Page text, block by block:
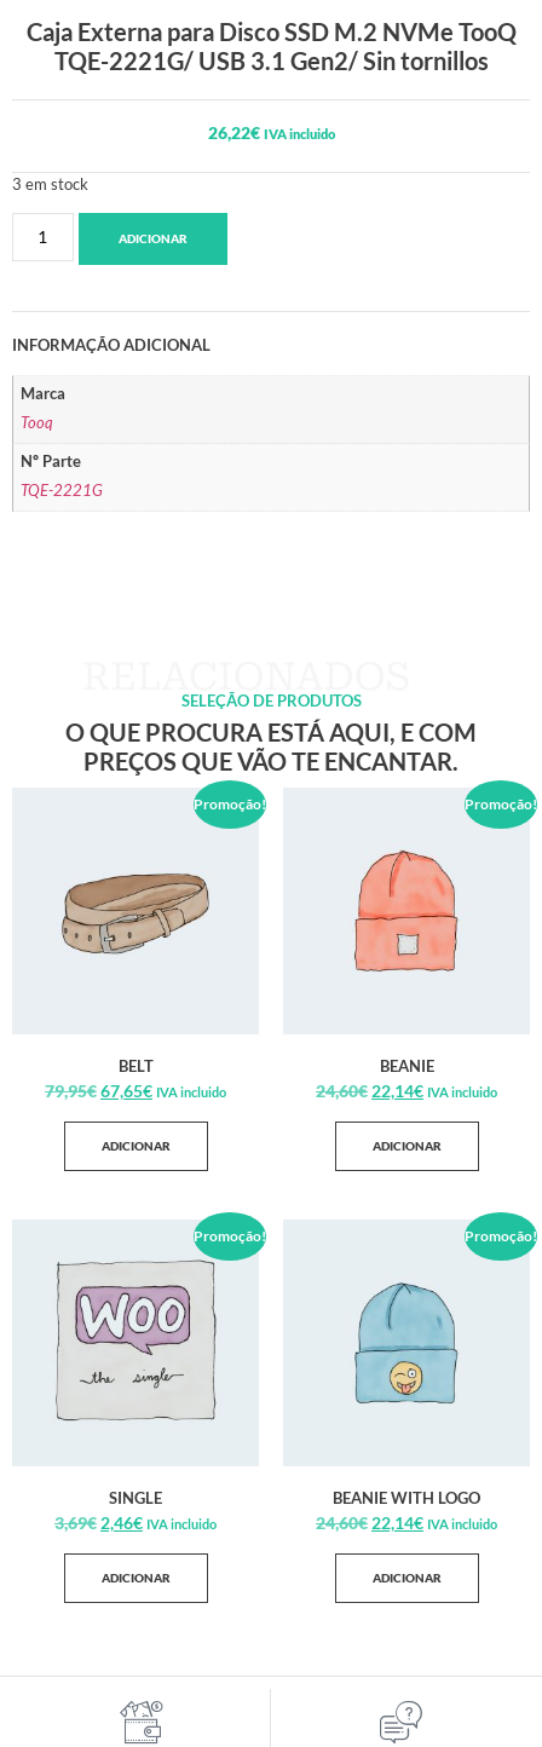
Caja Externa para Disco SSD M.2 NVMe TooQ
TQE-2221G/ USB 3.1 Gen2/ Sin tornillos
26,22€ IVA incluido
3 em stock
ADICIONAR
INFORMAÇÃO ADICIONAL
Marca
Tooq
Nº Parte
TQE-2221G
SELEÇÃO DE PRODUTOS
O QUE PROCURA ESTÁ AQUI, E COM
PREÇOS QUE VÃO TE ENCANTAR.
Promoção!
BELT
79,95€67,65€ IVA incluido
ADICIONAR
Promoção!
BEANIE
24,60€ 22,14€ IVA incluido
ADICIONAR
Promoção!
SINGLE
3,69€ 2,46€ IVA incluido
ADICIONAR
Promoção!
BEANIE WITH LOGO
24,60€ 22,14€ IVA incluido
ADICIONAR